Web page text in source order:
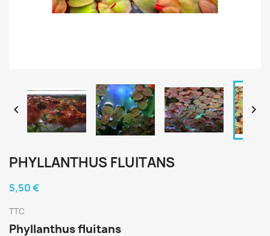
 
PHYLLANTHUS FLUITANS
5,50 €
TTC
Phyllanthus fluitans